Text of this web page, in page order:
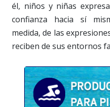
él, niños y niñas
confianza hacia sí
medida, de las
reciben de sus entornos